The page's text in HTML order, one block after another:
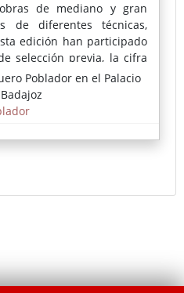
de mediano y gran
de diferentes técnicas,
edición han participado
selección previa, la cifra
la fecha.
recaído en
David Morales García, y
Martínez, que pasarán
Poblador en el Palacio